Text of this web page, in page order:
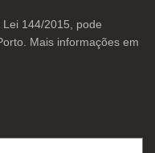
144/2015, pode
Mais informações em